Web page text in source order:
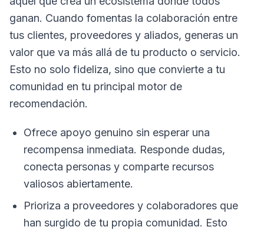
ganan. Cuando fomentas la colaboración entre
tus clientes, proveedores y aliados, generas un
valor que va más allá de tu producto o servicio.
Esto no solo fideliza, sino que convierte a tu
comunidad en tu principal motor de
recomendación.
Ofrece apoyo genuino sin esperar una
recompensa inmediata. Responde dudas,
conecta personas y comparte recursos
valiosos abiertamente.
Prioriza a proveedores y colaboradores que
han surgido de tu propia comunidad. Esto